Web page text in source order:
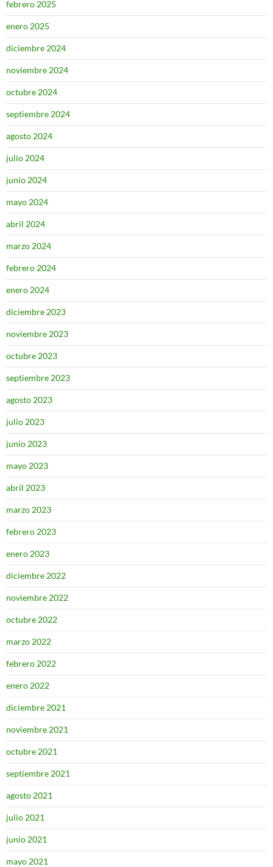
febrero 2025
enero 2025
diciembre 2024
noviembre 2024
octubre 2024
septiembre 2024
agosto 2024
julio 2024
junio 2024
mayo 2024
abril 2024
marzo 2024
febrero 2024
enero 2024
diciembre 2023
noviembre 2023
octubre 2023
septiembre 2023
agosto 2023
julio 2023
junio 2023
mayo 2023
abril 2023
marzo 2023
febrero 2023
enero 2023
diciembre 2022
noviembre 2022
octubre 2022
marzo 2022
febrero 2022
enero 2022
diciembre 2021
noviembre 2021
octubre 2021
septiembre 2021
agosto 2021
julio 2021
junio 2021
mayo 2021